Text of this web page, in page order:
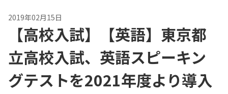
ホーム
NEAとは
教育情報
2019年02月15日
【高校入試】【英語】東京都
立高校入試、英語スピーキン
グテストを2021年度より導入